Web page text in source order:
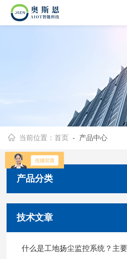
当前位置：首页 - 产品中心
产品分类
技术文章
什么是工地扬尘监控系统？主